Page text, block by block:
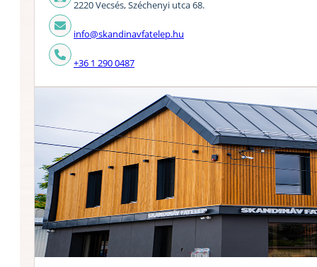
2220 Vecsés, Széchenyi utca 68.
info@skandinavfatelep.hu
+36 1 290 0487